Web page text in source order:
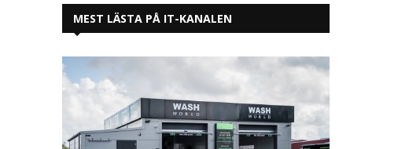
MEST LÄSTA PÅ IT-KANALEN